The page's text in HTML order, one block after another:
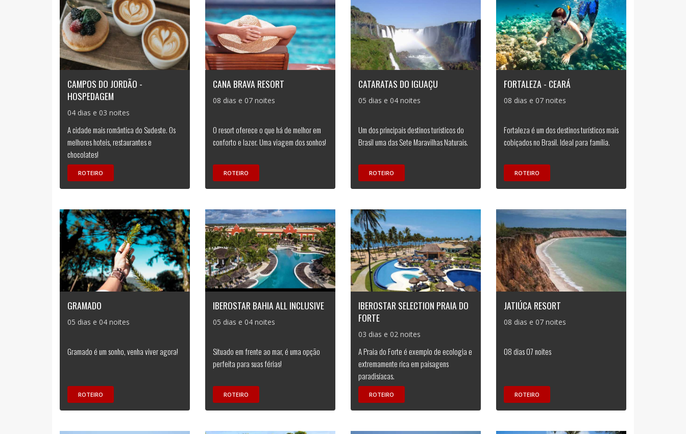
CAMPOS DO JORDÃO -
HOSPEDAGEM
04 dias e 03 noites
A cidade mais romântica do Sudeste. Os
melhores hoteis, restaurantes e
chocolates!
ROTEIRO
CANA BRAVA RESORT
08 dias e 07 noites
O resort oferece o que há de melhor em
conforto e lazer. Uma viagem dos sonhos!
ROTEIRO
CATARATAS DO IGUAÇU
05 dias e 04 noites
Um dos principais destinos turísticos do
Brasil uma das Sete Maravilhas Naturais.
ROTEIRO
FORTALEZA - CEARÁ
08 dias e 07 noites
Fortaleza é um dos destinos turísticos mais
cobiçados no Brasil. Ideal para família.
ROTEIRO
GRAMADO
05 dias e 04 noites
Gramado é um sonho, venha viver agora!
ROTEIRO
IBEROSTAR BAHIA ALL INCLUSIVE
05 dias e 04 noites
Situado em frente ao mar, é uma opção
perfeita para suas férias!
ROTEIRO
IBEROSTAR SELECTION PRAIA DO
FORTE
03 dias e 02 noites
A Praia do Forte é exemplo de ecologia e
extremamente rica em paisagens
paradisíacas.
ROTEIRO
JATIÚCA RESORT
08 dias e 07 noites
08 dias 07 noites
ROTEIRO